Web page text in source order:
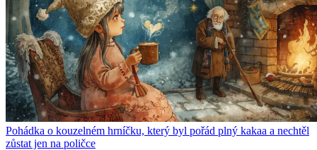
Pohádka o kouzelném hrníčku, který byl pořád plný kakaa a nechtěl
zůstat jen na poličce